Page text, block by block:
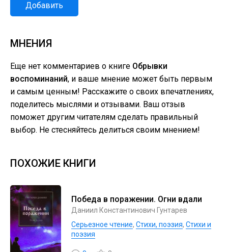
Добавить
МНЕНИЯ
Еще нет комментариев о книге Обрывки
воспоминаний, и ваше мнение может быть первым
и самым ценным! Расскажите о своих впечатлениях,
поделитесь мыслями и отзывами. Ваш отзыв
поможет другим читателям сделать правильный
выбор. Не стесняйтесь делиться своим мнением!
ПОХОЖИЕ КНИГИ
Победа в поражении. Огни вдали
Даниил Константинович Гунтарев
Серьезное чтение, Cтихи, поэзия, Стихи и
поэзия